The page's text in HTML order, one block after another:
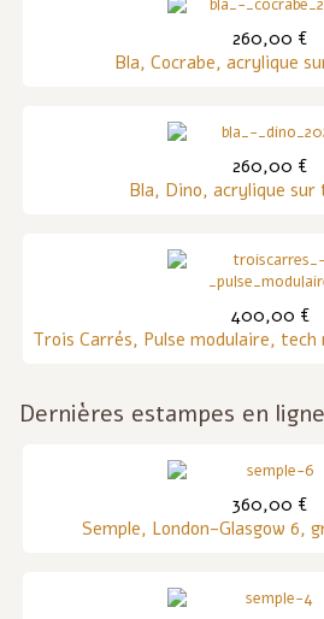
260,00 €
Bla, Cocrabe, acrylique
260,00 €
Bla, Dino, acrylique sur
400,00 €
Trois Carrés, Pulse modulaire,
Dernières estampes en ligne
360,00 €
Semple, London-Glasgow 6,